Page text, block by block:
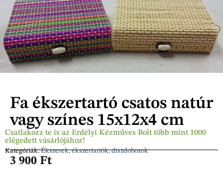
Csatlakozz te is az Erdélyi Kézműves Bolt több mint 1000
elégedett vásárlójához!
Kategóriák:Ékszerek, ékszertartók, díszdobozok
Fa ékszertartó csatos natúr
vagy színes 15x12x4 cm
3 900 Ft